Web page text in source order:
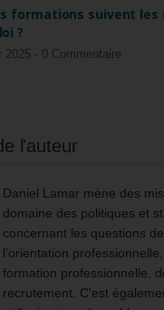
formations suivent les
?
2025 - 0 Commentaire
l'auteur
Daniel Lamar mène des
domaine des politiques et
concernant les questions
l’orientation
formation professionnelle,
recrutement. C'est